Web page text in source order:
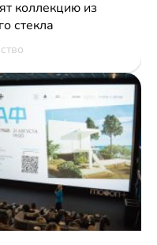
коллекцию из
стекла